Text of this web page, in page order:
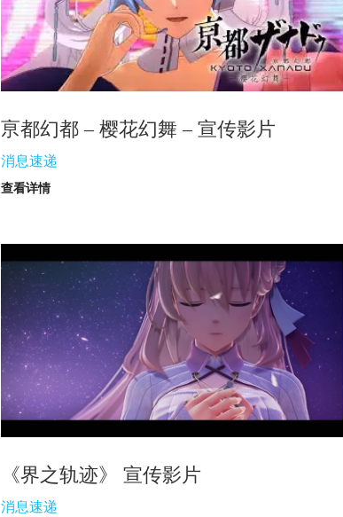
亰都幻都 – 樱花幻舞 – 宣传影片
消息速递
查看详情
《界之轨迹》 宣传影片
消息速递